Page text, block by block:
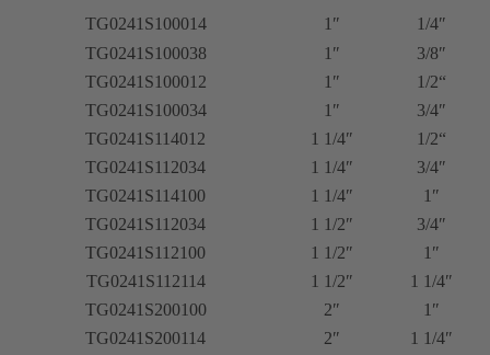
TG0241S100014
1″
1/4″
TG0241S100038
1″
3/8″
TG0241S100012
1″
1/2“
TG0241S100034
1″
3/4″
TG0241S114012
1 1/4″
1/2“
TG0241S112034
1 1/4″
3/4″
TG0241S114100
1 1/4″
1″
TG0241S112034
1 1/2″
3/4″
TG0241S112100
1 1/2″
1″
TG0241S112114
1 1/2″
1 1/4″
TG0241S200100
2″
1″
TG0241S200114
2″
1 1/4″